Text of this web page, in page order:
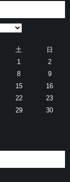
土 日
1
2
8
9
15
16
22
23
29
30